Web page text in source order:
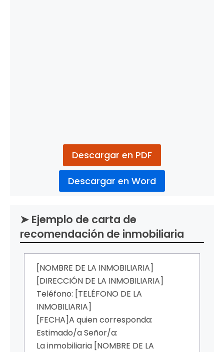
Descargar en PDF
Descargar en Word
➤ Ejemplo de carta de
recomendación de inmobiliaria
[NOMBRE DE LA INMOBILIARIA]
[DIRECCIÓN DE LA INMOBILIARIA]
Teléfono: [TELÉFONO DE LA
INMOBILIARIA]
[FECHA]A quien corresponda:
Estimado/a Señor/a:
La inmobiliaria [NOMBRE DE LA